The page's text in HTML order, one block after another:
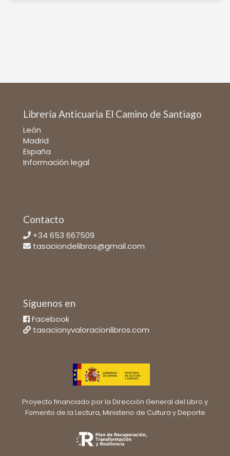
Librería Anticuaria El Camino de Santiago
León
Madrid
España
Información legal
Contacto
+34 653 667509
tasaciondelibros@gmail.com
Síguenos en
Facebook
tasacionyvaloracionlibros.com
Proyecto financiado por la Dirección General del Libro y
Fomento de la Lectura, Ministerio de Cultura y Deporte